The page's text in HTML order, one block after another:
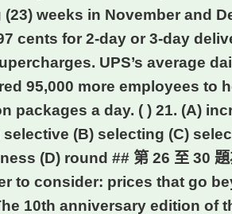
weeks in November and
cents for 2-day or 3-day
UPS’s average
95,000 more employees to
a day. ( ) 21. (A)
(B) selecting (C)
(D) round ## 第 26 至 30
to consider: prices that go
10th anniversary edition of